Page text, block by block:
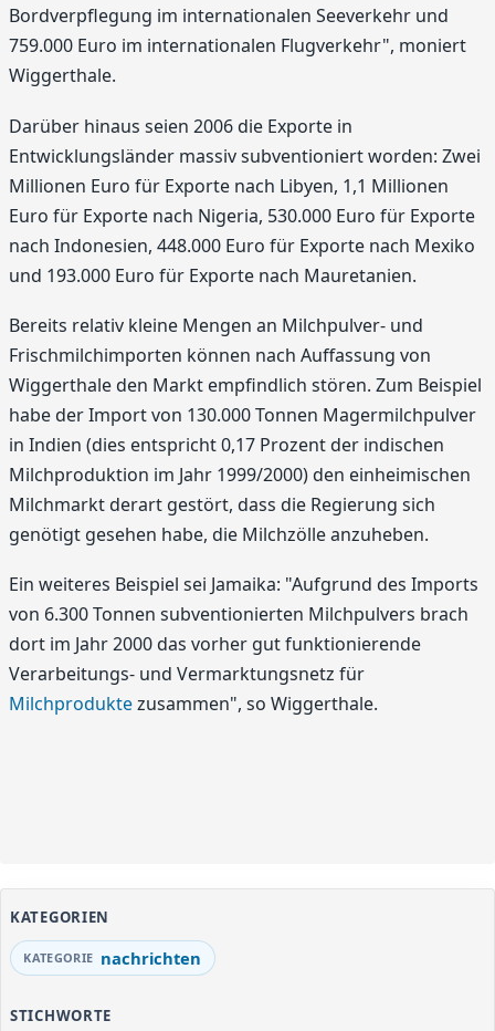
Bordverpflegung im internationalen Seeverkehr und
759.000 Euro im internationalen Flugverkehr", moniert
Wiggerthale.
Darüber hinaus seien 2006 die Exporte in
Entwicklungsländer massiv subventioniert worden: Zwei
Millionen Euro für Exporte nach Libyen, 1,1 Millionen
Euro für Exporte nach Nigeria, 530.000 Euro für Exporte
nach Indonesien, 448.000 Euro für Exporte nach Mexiko
und 193.000 Euro für Exporte nach Mauretanien.
Bereits relativ kleine Mengen an Milchpulver- und
Frischmilchimporten können nach Auffassung von
Wiggerthale den Markt empfindlich stören. Zum Beispiel
habe der Import von 130.000 Tonnen Magermilchpulver
in Indien (dies entspricht 0,17 Prozent der indischen
Milchproduktion im Jahr 1999/2000) den einheimischen
Milchmarkt derart gestört, dass die Regierung sich
genötigt gesehen habe, die Milchzölle anzuheben.
Ein weiteres Beispiel sei Jamaika: "Aufgrund des Imports
von 6.300 Tonnen subventionierten Milchpulvers brach
dort im Jahr 2000 das vorher gut funktionierende
Verarbeitungs- und Vermarktungsnetz für
Milchproduktezusammen", so Wiggerthale.
KATEGORIEN
nachrichten
STICHWORTE